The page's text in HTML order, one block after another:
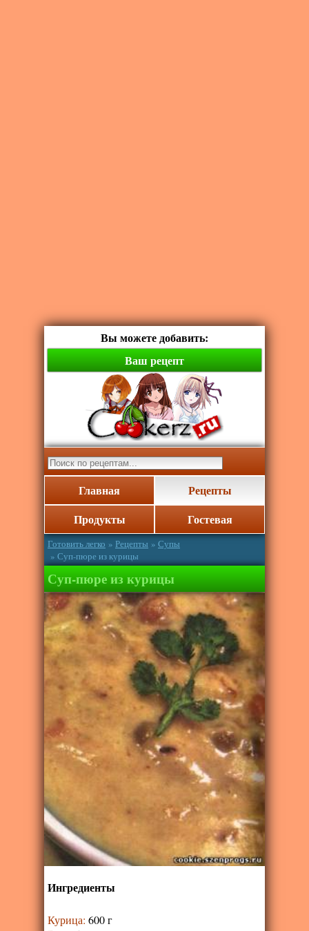
Вы можете добавить:
Ваш рецепт
Главная
Рецепты
Продукты
Гостевая
Готовить легко » Рецепты » Супы
» Суп-пюре из курицы
Суп-пюре из курицы
Ингредиенты
Курица: 600 г